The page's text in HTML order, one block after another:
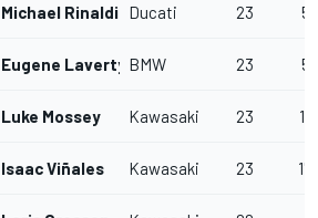
Michael Rinaldi Ducati 23
Eugene Laverty BMW 23
Luke Mossey Kawasaki 23
Isaac Viñales Kawasaki 23